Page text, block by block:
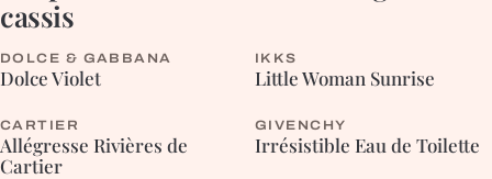
cassis
FLEURIE
DOLCE & GABBANA
Dolce Violet FLEURIE
IKKS
Little Woman Sunrise
FLEURIE
CARTIER
Allégresse Rivières de
Cartier
FLEURIE
GIVENCHY
Irrésistible Eau de Toilette